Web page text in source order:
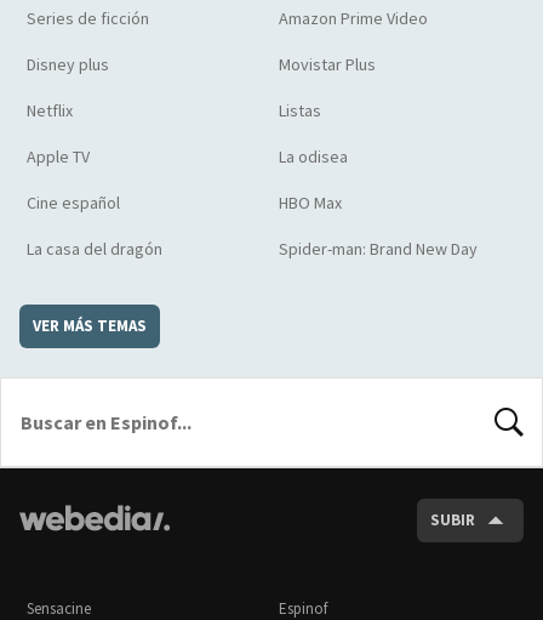
Series de ficción Amazon Prime Video
Disney plus Movistar Plus
Netflix Listas
Apple TV La odisea
Cine español HBO Max
La casa del dragón Spider-man: Brand New Day
VER MÁS TEMAS
SUBIR
Sensacine Espinof